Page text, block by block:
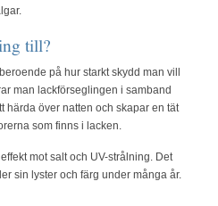
till?
på hur starkt skydd man vill
man lackförseglingen i samband
härda över natten och skapar en tät
som finns i lacken.
mot salt och UV-strålning. Det
sin lyster och färg under många år.